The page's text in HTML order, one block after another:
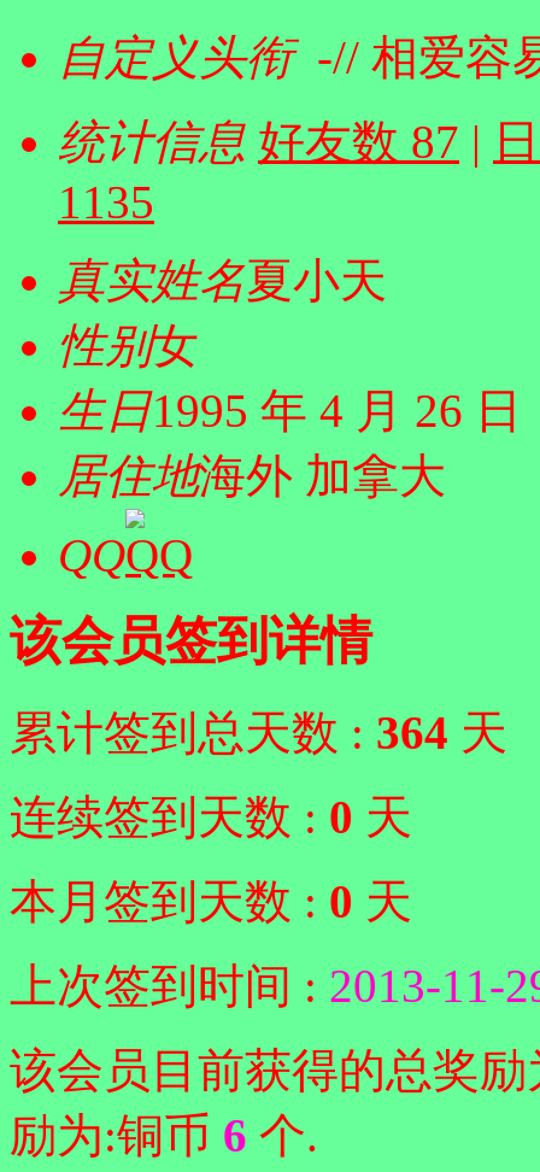
自定义头衔 -// 相爱容
统计信息 好友数 87 |
1135
真实姓名夏小天
性别女
生日1995 年 4 月 26 日
居住地海外 加拿大
QQ
该会员签到详情
累计签到总天数 : 364 天
连续签到天数 : 0 天
本月签到天数 : 0 天
上次签到时间 : 2013-11-
该会员目前获得的总奖
励为:铜币 6 个.